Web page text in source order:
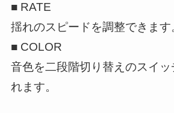
■ RATE
揺れのスピードを調整できます
■ COLOR
音色を二段階切り替えのスイッ
れます。